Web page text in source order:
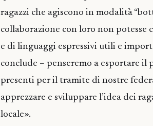
ragazzi che agiscono in modalità
collaborazione con loro non
e di linguaggi espressivi utili e
conclude – penseremo a esportare
presenti per il tramite di nostre
apprezzare e sviluppare l’idea dei
locale».